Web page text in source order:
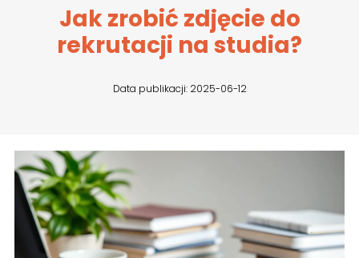
Jak zrobić zdjęcie do
rekrutacji na studia?
Data publikacji: 2025-06-12